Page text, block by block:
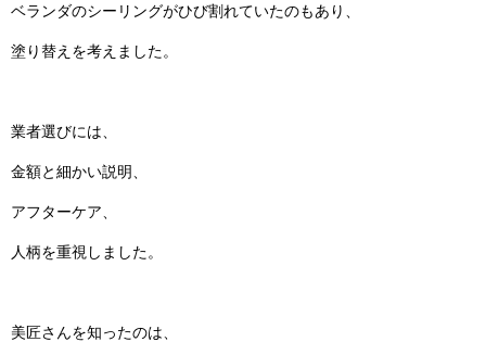
ベランダのシーリングがひび割れていたのもあり、
塗り替えを考えました。
業者選びには、
金額と細かい説明、
アフターケア、
人柄を重視しました。
美匠さんを知ったのは、